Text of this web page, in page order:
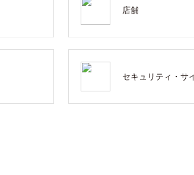
店舗
セキュリティ・サ